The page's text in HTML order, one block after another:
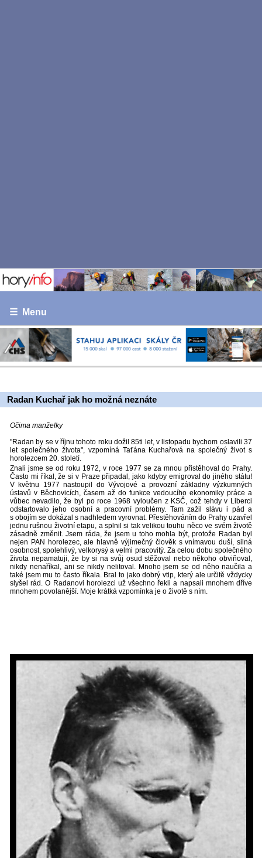
☰ Menu
Radan Kuchař jak ho možná neznáte
Očima manželky
"Radan by se v říjnu tohoto roku dožil 85ti let, v listopadu bychom oslavili 37
let společného života", vzpomíná Taťána Kuchařová na společný život s
horolezcem 20. století.
Znali jsme se od roku 1972, v roce 1977 se za mnou přistěhoval do Prahy.
Často mi říkal, že si v Praze připadal, jako kdyby emigroval do jiného státu!
V květnu 1977 nastoupil do Vývojové a provozní základny výzkumných
ústavů v Běchovicích, časem až do funkce vedoucího ekonomiky práce a
vůbec nevadilo, že byl po roce 1968 vyloučen z KSČ, což tehdy v Liberci
odstartovalo jeho osobní a pracovní problémy. Tam zažil slávu i pád a
s obojím se dokázal s nadhledem vyrovnat. Přestěhováním do Prahy uzavřel
jednu rušnou životní etapu, a splnil si tak velikou touhu něco ve svém životě
zásadně změnit. Jsem ráda, že jsem u toho mohla být, protože Radan byl
nejen PAN horolezec, ale hlavně výjimečný člověk s vnímavou duší, silná
osobnost, spolehlivý, velkorysý a velmi pracovitý. Za celou dobu společného
života nepamatuji, že by si na svůj osud stěžoval nebo někoho obviňoval,
nikdy nenaříkal, ani se nikdy nelitoval. Mnoho jsem se od něho naučila a
také jsem mu to často říkala. Bral to jako dobrý vtip, který ale určitě vždycky
slyšel rád. O Radanovi horolezci už všechno řekli a napsali mnohem dříve
mnohem povolanější. Moje krátká vzpomínka je o životě s ním.